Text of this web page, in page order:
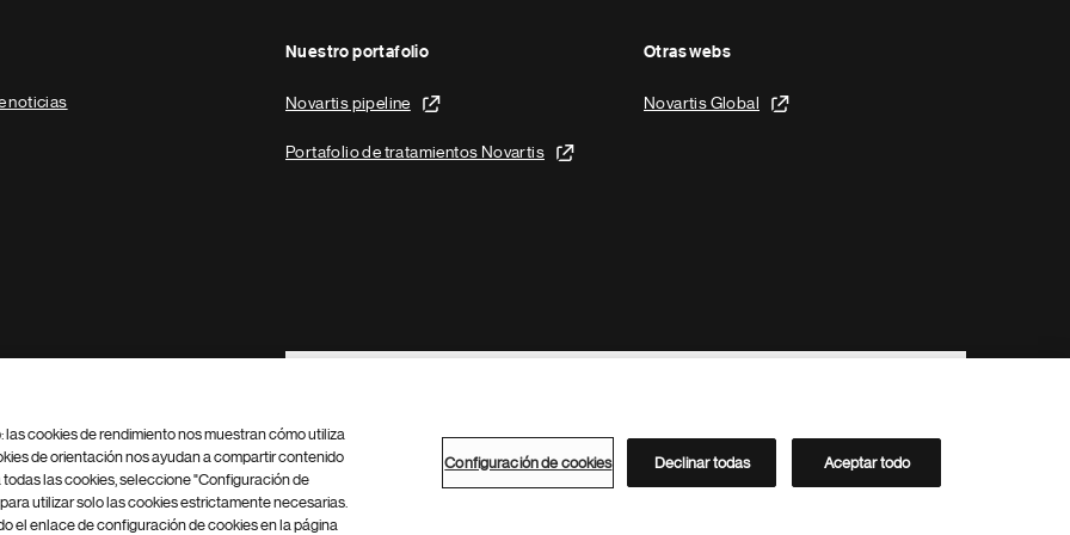
noticias
Nuestro portafolio
Novartis pipeline
Portafolio de tratamientos Novartis
Otras webs
Novartis Global
Footer Site Search
Configuración de cookies Mapa del sitio
Directorio de Novartis
cookies de rendimiento nos muestran cómo utiliza
de orientación nos ayudan a compartir contenido
las cookies, seleccione "Configuración de
utilizar solo las cookies estrictamente necesarias.
el enlace de configuración de cookies en la página
Configuración de cookies Declinar todas Aceptar todo